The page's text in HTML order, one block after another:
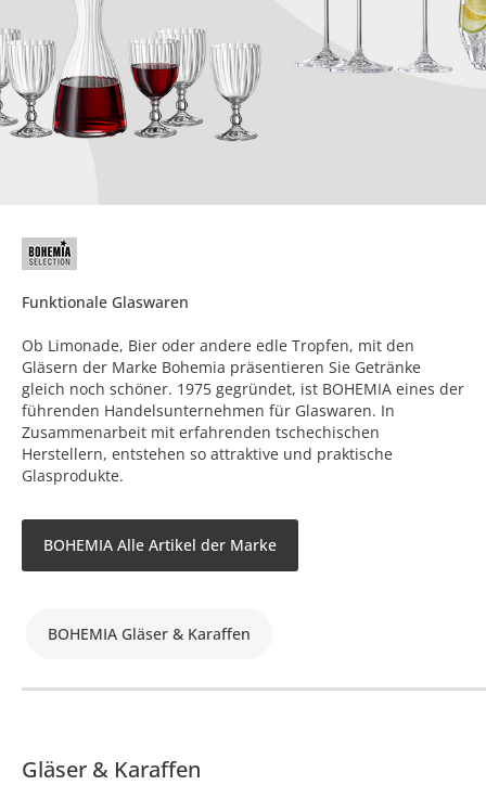
Funktionale Glaswaren
Ob Limonade, Bier oder andere edle Tropfen, mit den
Gläsern der Marke Bohemia präsentieren Sie Getränke
gleich noch schöner. 1975 gegründet, ist BOHEMIA eines der
führenden Handelsunternehmen für Glaswaren. In
Zusammenarbeit mit erfahrenden tschechischen
Herstellern, entstehen so attraktive und praktische
Glasprodukte.
BOHEMIA Alle Artikel der Marke
BOHEMIA Gläser & Karaffen
Gläser & Karaffen